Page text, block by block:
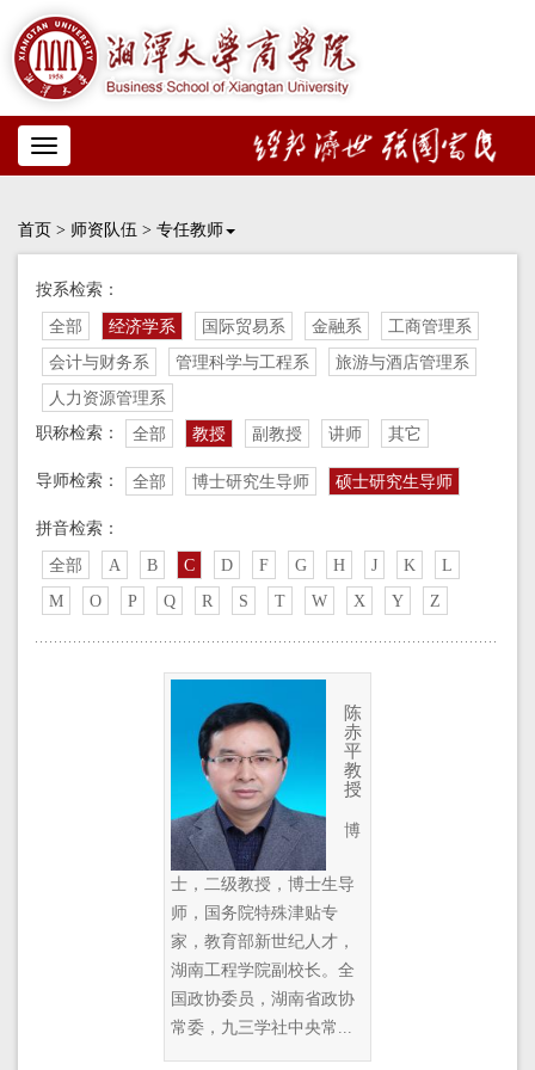
Toggle
navigation
首页 > 师资队伍 > 专任教师
按系检索：
全部 经济学系 国际贸易系 金融系
工商管理系
会计与财务系
管理科学与工程系
旅游与酒店管理系
人力资源管理系
职称检索：
全部 教授 副教授 讲师 其它
导师检索： 全部 博士研究生导师 硕士研究生导师
拼音检索：
全部 A B C D F G H J K
L
M
O P Q R S T W X Y Z
陈
赤
平
教
授
博
士，二级教授，博士生导
师，国务院特殊津贴专
家，教育部新世纪人才，
湖南工程学院副校长。全
国政协委员，湖南省政协
常委，九三学社中央常...